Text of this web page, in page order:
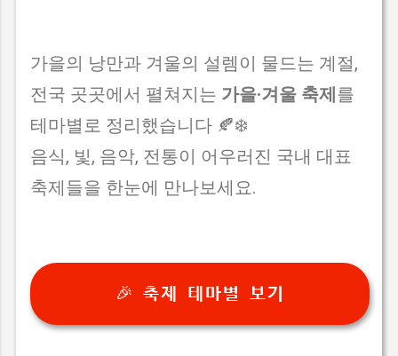
가을의 낭만과 겨울의 설렘이 물드는 계절,
전국 곳곳에서 펼쳐지는 가을·겨울 축제를
테마별로 정리했습니다 🍂❄️
음식, 빛, 음악, 전통이 어우러진 국내 대표
축제들을 한눈에 만나보세요.
🎉 축제 테마별 보기